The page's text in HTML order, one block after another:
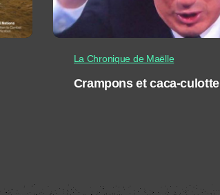
La Chronique de Maëlle
Crampons et caca-culotte